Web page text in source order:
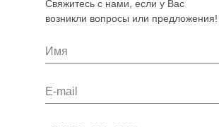
Свяжитесь с нами, если у Вас
возникли вопросы или предложения!